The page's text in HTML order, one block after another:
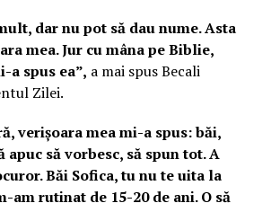
dar nu pot să dau nume. Asta
mea. Jur cu mâna pe Biblie,
a spus ea”, a mai spus Becali
Zilei.
verişoara mea mi-a spus: băi,
apuc să vorbesc, să spun tot. A
Băi Sofica, tu nu te uita la
am rutinat de 15-20 de ani. O să